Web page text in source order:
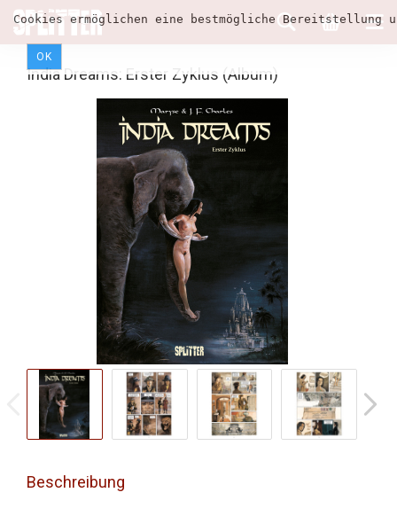
Cookies ermöglichen eine bestmögliche
OK
India Dreams: Erster Zyklus (Album)
Beschreibung